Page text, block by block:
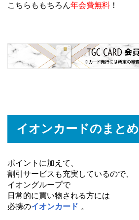
こちらももちろん年会費無料 ！
イオンカードのまとめ
ポイントに加えて、
割引サービスも充実しているので、
イオングループで
日常的に買い物される方には
必携のイオンカード 。